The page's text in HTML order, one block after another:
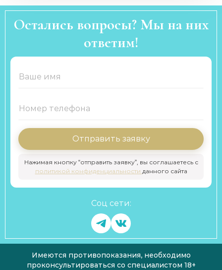
Остались вопросы? Мы на них
ответим!
Отправить заявку
Нажимая кнопку “отправить заявку”, вы соглашаетесь с
политикой конфиденциальности данного сайта
Соц сети:
Имеются противопоказания, необходимо
проконсультироваться со специалистом 18+